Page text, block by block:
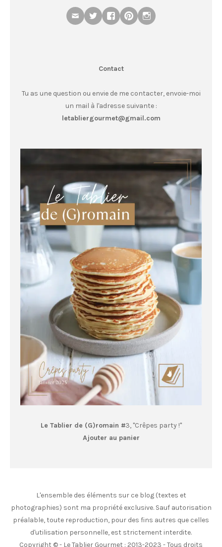
Contact
Tu as une question ou envie de me contacter, envoie-moi
un mail à l'adresse suivante :
letabliergourmet@gmail.com
Le Tablier de (G)romain #3, "Crêpes party !"
Ajouter au panier
L'ensemble des éléments sur ce blog (textes et
photographies) sont ma propriété exclusive. Sauf autorisation
préalable, toute reproduction, pour des fins autres que celles
d'utilisation personnelle, est strictement interdite.
Copyright © - Le Tablier Gourmet : 2013-2023 - Tous droits